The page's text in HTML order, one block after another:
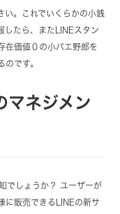
い。これでいくらかの小銭
したら、またLINEスタン
在価値０の小バエ野郎を
です。
ネジメン
でしょうか？ ユーザーが
に販売できるLINEの新サ